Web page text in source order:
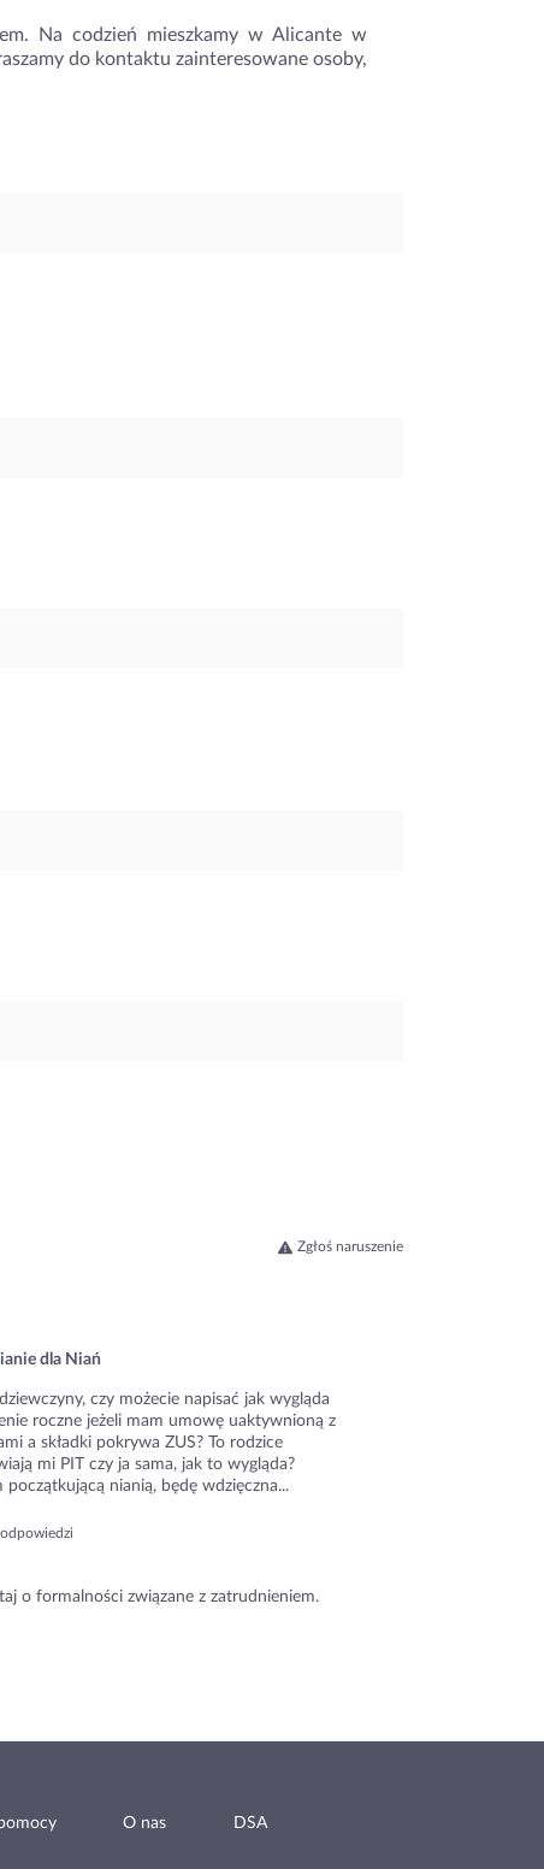
Na codzień mieszkamy w Alicante w
do kontaktu zainteresowane osoby,
Zgłoś naruszenie
dla Niań
czy możecie napisać jak wygląda
roczne jeżeli mam umowę uaktywnioną z
a składki pokrywa ZUS? To rodzice
mi PIT czy ja sama, jak to wygląda?
początkującą nianią, będę wdzięczna...
o formalności związane z zatrudnieniem.
O nas DSA